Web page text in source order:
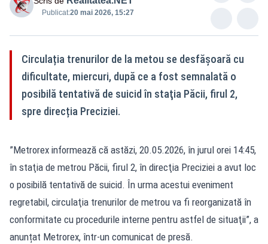
Publicat:20 mai 2026, 15:27
Circulația trenurilor de la metou se desfășoară cu
dificultate, miercuri, după ce a fost semnalată o
posibilă tentativă de suicid în staţia Păcii, firul 2,
spre direcția Preciziei.
”Metrorex informează că astăzi, 20.05.2026, în jurul orei 14:45,
în staţia de metrou Păcii, firul 2, în direcţia Preciziei a avut loc
o posibilă tentativă de suicid. În urma acestui eveniment
regretabil, circulaţia trenurilor de metrou va fi reorganizată în
conformitate cu procedurile interne pentru astfel de situaţii”, a
anunțat Metrorex, într-un comunicat de presă.